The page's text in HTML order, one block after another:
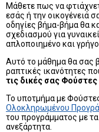
Μάθετε πως να
εσάς ή την οικογένειά
οδηγίες βήμα-βήμα θα
σχεδιασμού για
απλοποιημένο και
Αυτό το μάθημα θα σας
ραπτικές ικανότητες
τις δικές σας
Το υποτμήμα με
Ολοκληρωμένου
του προγράμματος με τα
ανεξάρτητα.